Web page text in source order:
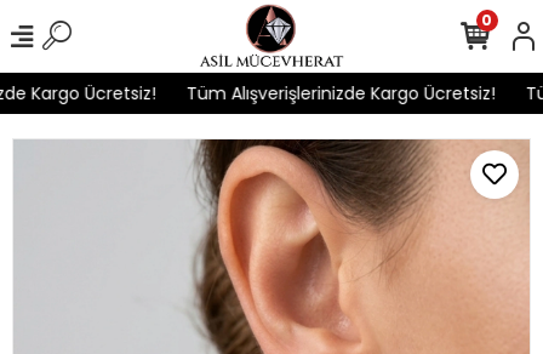
Kargo Ücretsiz! Tüm Alışverişlerinizde Kargo Ücretsiz!
0